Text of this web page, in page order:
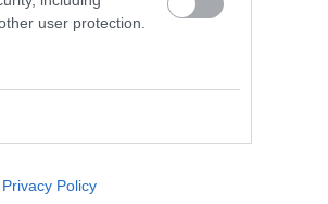
user protection.
Privacy Policy
την
σε